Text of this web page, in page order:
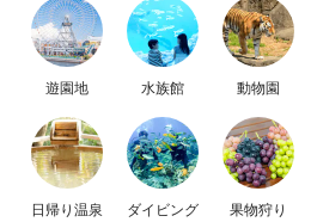
遊園地 水族館 動物園
日帰り温泉 ダイビング 果物狩り